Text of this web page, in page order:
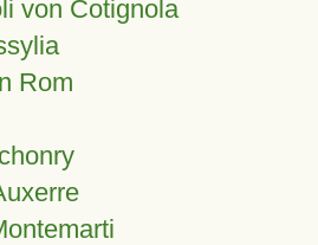
von Cotignola
Rom